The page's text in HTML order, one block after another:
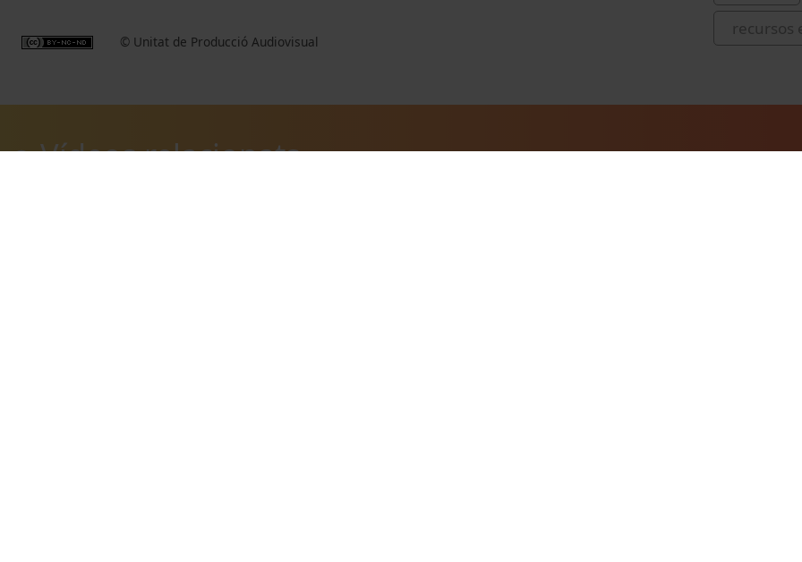
© Unitat de Producció Audiovisual
recursos
Vídeos relacionats